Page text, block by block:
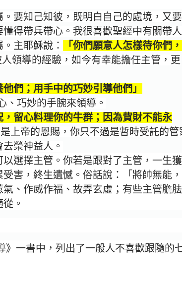
要知己知彼，既明白自己的處境，又要
得帶兵帶心。我很喜歡聖經中有關帶人
主耶穌說：
「你們願意人怎樣待你們，
領導的經驗，如今有幸能擔任主管，更
他們；用手中的巧妙引導他們」
、巧妙的手腕來領導。
，留心料理你的牛群；因為貲財不能永
上帝的恩賜，你只不過是暫時受託的管
榮神益人。
選擇主管。你若是跟對了主管，一生獲
害，終生遺憾。俗話說：「將帥無能，
、作威作福、故弄玄虛；有些主管膽胠
。
》一書中，列出了一般人不喜歡跟隨的